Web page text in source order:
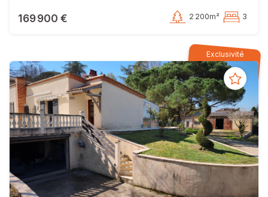
169 900 € 2 200m² 3
Exclusivité